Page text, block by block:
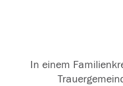
In einem